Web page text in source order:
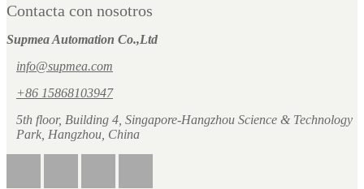
Contacta con nosotros
Supmea Automation Co.,Ltd
info@supmea.com
+86 15868103947
5th floor, Building 4, Singapore-Hangzhou Science & Technology
Park, Hangzhou, China